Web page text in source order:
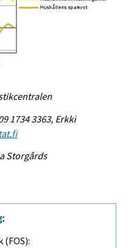
1734 3363, Erkki
Storgårds
: